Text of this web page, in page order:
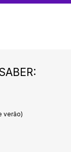
verão)